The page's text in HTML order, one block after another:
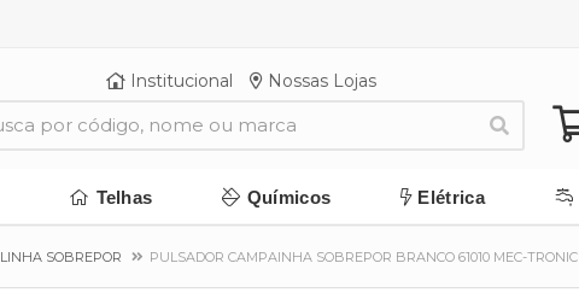
Institucional Nossas Lojas
Telhas Químicos Elétrica
LINHA SOBREPOR PULSADOR CAMPAINHA SOBREPOR BRANCO 61010 MEC-TRONIC